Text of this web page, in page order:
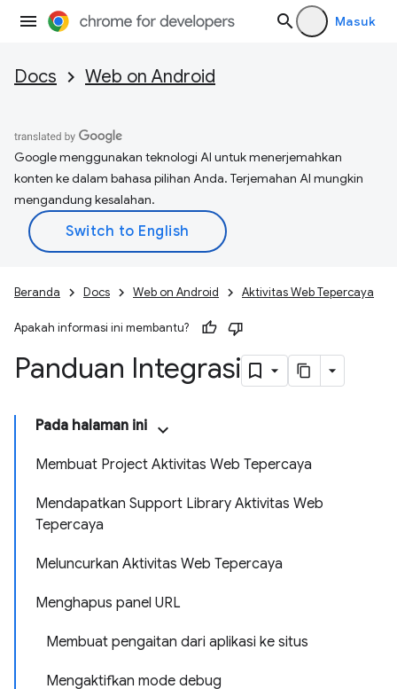
Masuk
Docs Web on Android
Google menggunakan teknologi AI untuk menerjemahkan
konten ke dalam bahasa pilihan Anda. Terjemahan AI mungkin
mengandung kesalahan.
Beranda Docs Web on Android Aktivitas Web Tepercaya
Apakah informasi ini membantu?
Panduan Integrasi
Pada halaman ini
Membuat Project Aktivitas Web Tepercaya
Mendapatkan Support Library Aktivitas Web
Tepercaya
Meluncurkan Aktivitas Web Tepercaya
Menghapus panel URL
Membuat pengaitan dari aplikasi ke situs
Mengaktifkan mode debug